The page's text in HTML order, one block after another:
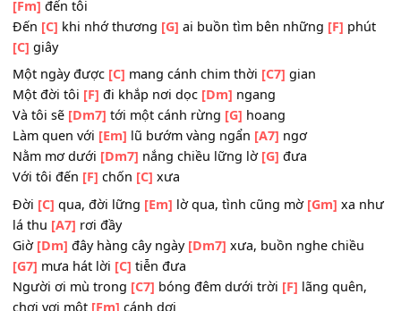
gian mang những cơn
Buồn[Dm]ơi này ta chào[Dm7] mi đừng đem biệt[G7]
từng[C]
Và khi buồn lên[C7]ướt mi thắm từng[F]nét môi còn
[Fm]đến tôi
Đến[C] khi nhớ thương[G]ai buồn tìm bên những
[C]
giây
Một ngày được[C]mang cánh chim thời
Một đời tôi[F] đi khắp nơi dọc[Dm]ngang
Và tôi sẽ[Dm7]tới một cánh rừng
Làm quen với[Em]lũ bướm vàng ngẩn[A7]ngơ
Nằm mơ dưới [Dm7]nắng chiều lững lờ
Với tôi đến [F]chốn[C]xưa